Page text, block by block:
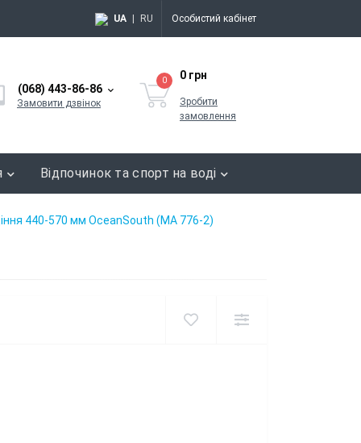
UA RU Особистий кабінет
(068) 443-86-86
Замовити дзвінок
0 0 грн
Зробити
замовлення
Відпочинок та спорт на воді
440-570 мм OceanSouth (MA 776-2)